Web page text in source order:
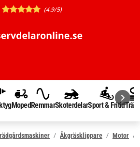
(4.9/5)
MopedRemmarSkoterdelarSport & Fritid
Åkgräsklippare Motor